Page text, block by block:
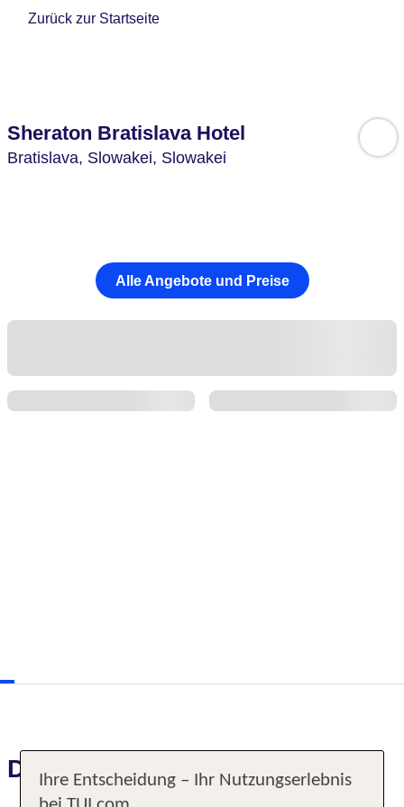
Zurück zur Startseite
Sheraton Bratislava Hotel
Bratislava, Slowakei, Slowakei
Alle Angebote und Preise
Das erwartet Sie
Ihre Entscheidung – Ihr Nutzungserlebnis